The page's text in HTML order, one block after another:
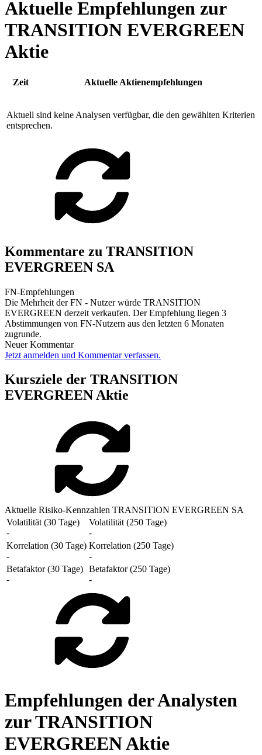
Aktuelle Empfehlungen zur
TRANSITION EVERGREEN
Aktie
Zeit Aktuelle Aktienempfehlungen
Aktuell sind keine Analysen verfügbar, die den gewählten Kriterien
entsprechen.
Kommentare zu TRANSITION
EVERGREEN SA
FN-Empfehlungen
Die Mehrheit der FN - Nutzer würde TRANSITION
EVERGREEN derzeit verkaufen. Der Empfehlung liegen 3
Abstimmungen von FN-Nutzern aus den letzten 6 Monaten
zugrunde.
Neuer Kommentar
Jetzt anmelden und Kommentar verfassen.
Kursziele der TRANSITION
EVERGREEN Aktie
Aktuelle Risiko-Kennzahlen TRANSITION EVERGREEN SA
Volatilität (30 Tage)
-
Volatilität (250 Tage)
-
Korrelation (30 Tage)
-
Korrelation (250 Tage)
-
Betafaktor (30 Tage)
-
Betafaktor (250 Tage)
-
Empfehlungen der Analysten
zur TRANSITION
EVERGREEN Aktie